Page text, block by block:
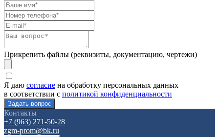
Прикрепить файлы (реквизиты, документацию, чертежи)
Я даю согласие на обработку персональных данных
в соответствии с политикой конфиденциальности
Контакты
+7 (963) 271-50-28
zgm-prom@bk.ru